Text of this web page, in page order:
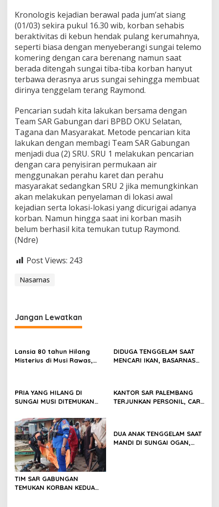
T
E
L
E
M
O
K
O
E
R
I
N
G
Kronologis kejadian berawal pada jum’at siang
(01/03) sekira pukul 16.30 wib, korban sehabis
beraktivitas di kebun hendak pulang kerumahnya,
seperti biasa dengan menyeberangi sungai telemo
komering dengan cara berenang namun saat
berada ditengah sungai tiba-tiba korban hanyut
terbawa derasnya arus sungai sehingga membuat
dirinya tenggelam terang Raymond.
Pencarian sudah kita lakukan bersama dengan
Team SAR Gabungan dari BPBD OKU Selatan,
Tagana dan Masyarakat. Metode pencarian kita
lakukan dengan membagi Team SAR Gabungan
menjadi dua (2) SRU. SRU 1 melakukan pencarian
dengan cara penyisiran permukaan air
menggunakan perahu karet dan perahu
masyarakat sedangkan SRU 2 jika memungkinkan
akan melakukan penyelaman di lokasi awal
kejadian serta lokasi-lokasi yang dicurigai adanya
korban. Namun hingga saat ini korban masih
belum berhasil kita temukan tutup Raymond.
(Ndre)
Post Views: 243
Nasarnas
Jangan Lewatkan
Lansia 80 tahun Hilang
Misterius di Musi Rawas,
DIDUGA TENGGELAM SAAT
MENCARI IKAN, BASARNAS
PRIA YANG HILANG DI
SUNGAI MUSI DITEMUKAN
KANTOR SAR PALEMBANG
TERJUNKAN PERSONIL, CARI
TIM SAR GABUNGAN
TEMUKAN KORBAN KEDUA
DUA ANAK TENGGELAM SAAT
MANDI DI SUNGAI OGAN,